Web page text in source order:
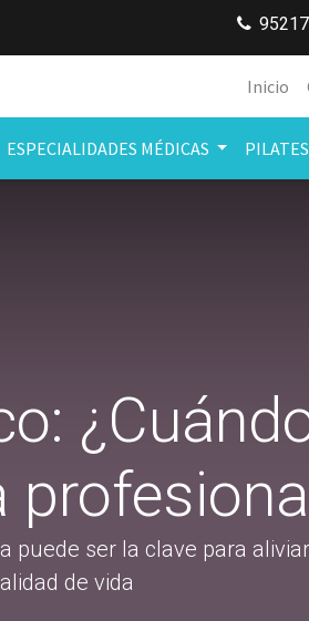
Inicio
ESPECIALIDADES MÉDICAS
ser la clave para
de vida